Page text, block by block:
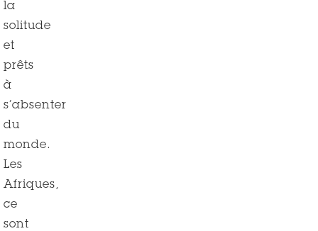
la
solitude
et
prêts
à
s’absenter
du
monde.
Les
Afriques,
ce
sont